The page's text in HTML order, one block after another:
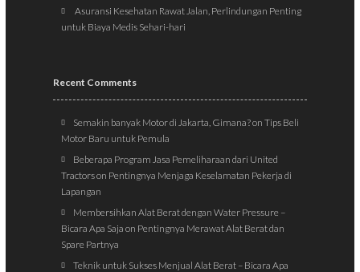
Asuransi Kesehatan Rawat Jalan, Perlindungan Penting
untuk Biaya Medis Sehari-hari
Recent Comments
Semakin banyak Motor di Jakarta, Gimana?onTips Beli
Motor Baru untuk Pemula
Beberapa Program Jasa Pemeliharaan dari United
Tractorson Pentingnya Menjaga Keselamatan Pekerja di
Lapangan
Membersihkan Alat Berat dengan Water Pressure –
Bicara Apa Saja on Pentingnya Merawat Alat Berat dan
Spare Partnya
Teknik untuk Sukses Menjual Alat Berat – Bicara Apa